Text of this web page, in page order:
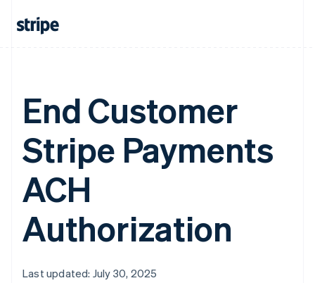
End Customer
Stripe Payments
ACH
Authorization
Last updated: July 30, 2025
English
Français English
Gibraltar
English
Grécia
English
Hungria
English
English
Irlanda
Itália